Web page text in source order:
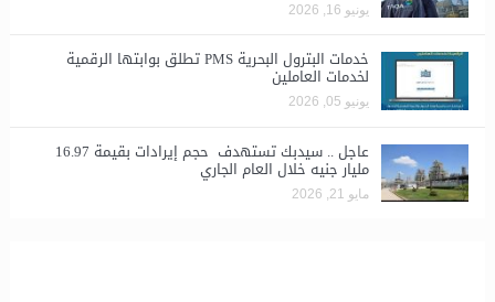
يونيو 16, 2026
خدمات البترول البحرية PMS تطلق بوابتها الرقمية
لخدمات العاملين
يونيو 05, 2026
عاجل .. سيدبك تستهدف حجم إيرادات بقيمة 16.97
مليار جنيه خلال العام الجاري
مايو 21, 2026